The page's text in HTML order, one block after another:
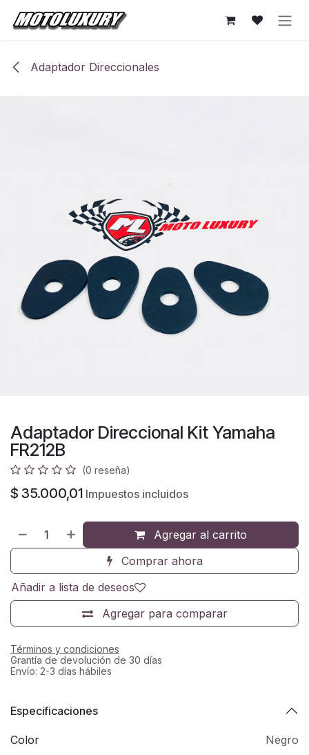
Ir al contenido
Adaptador Direccionales
Adaptador Direccional Kit Yamaha
FR212B
(0 reseña)
$ 35.000,01 Impuestos incluidos
Agregar al carrito
Comprar ahora
Agregar para comparar
Añadir a lista de deseos
Términos y condiciones
Grantía de devolución de 30 días
Envío: 2-3 días hábiles
Especificaciones
Color Negro